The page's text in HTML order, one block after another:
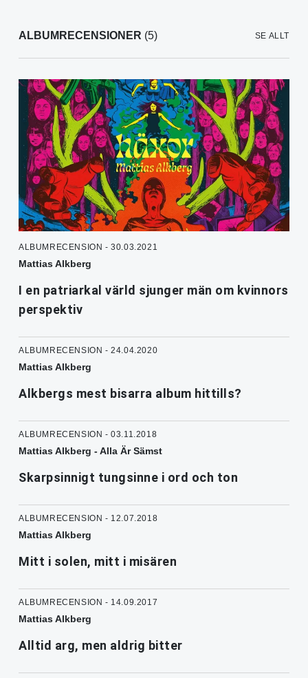
ALBUMRECENSIONER (5) SE ALLT
ALBUMRECENSION - 30.03.2021
Mattias Alkberg
I en patriarkal värld sjunger män om kvinnors
perspektiv
ALBUMRECENSION - 24.04.2020
Mattias Alkberg
Alkbergs mest bisarra album hittills?
ALBUMRECENSION - 03.11.2018
Mattias Alkberg - Alla Är Sämst
Skarpsinnigt tungsinne i ord och ton
ALBUMRECENSION - 12.07.2018
Mattias Alkberg
Mitt i solen, mitt i misären
ALBUMRECENSION - 14.09.2017
Mattias Alkberg
Alltid arg, men aldrig bitter